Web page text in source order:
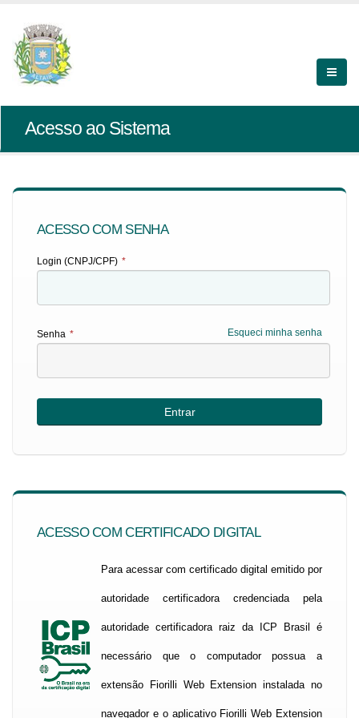
Acesso ao Sistema
ACESSO COM SENHA
Login (CNPJ/CPF) *
Esqueci minha senha
Senha *
ACESSO COM CERTIFICADO DIGITAL
Para acessar com certificado digital emitido por
autoridade certificadora credenciada pela
autoridade certificadora raiz da ICP Brasil é
necessário que o computador possua a
extensão Fiorilli Web Extension instalada no
navegador e o aplicativo Fiorilli Web Extension